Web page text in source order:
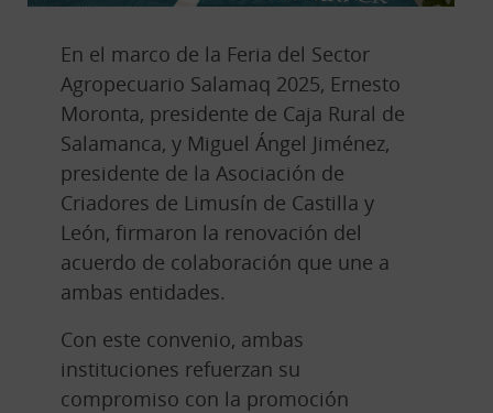
En el marco de la Feria del Sector
Agropecuario Salamaq 2025, Ernesto
Moronta, presidente de Caja Rural de
Salamanca, y Miguel Ángel Jiménez,
presidente de la Asociación de
Criadores de Limusín de Castilla y
León, firmaron la renovación del
acuerdo de colaboración que une a
ambas entidades.
Con este convenio, ambas
instituciones refuerzan su
compromiso con la promoción